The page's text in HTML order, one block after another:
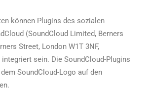
können Plugins des sozialen
(SoundCloud Limited, Berners
Street, London W1T 3NF,
sein. Die SoundCloud-Plugins
SoundCloud-Logo auf den